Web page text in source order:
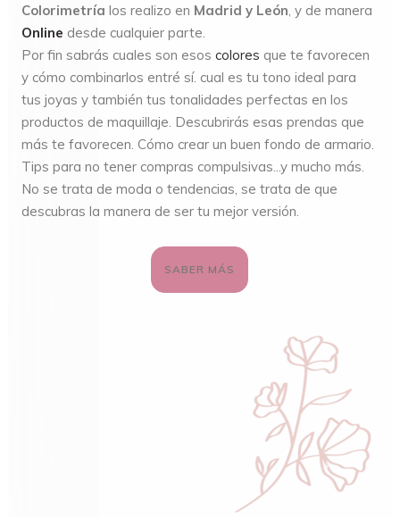
Colorimetría los realizo en Madrid y León , y de manera
Online desde cualquier parte.
Por fin sabrás cuales son esos colores que te favorecen
y cómo combinarlos entré sí. cual es tu tono ideal para
tus joyas y también tus tonalidades perfectas en los
productos de maquillaje. Descubrirás esas prendas que
más te favorecen. Cómo crear un buen fondo de armario.
Tips para no tener compras compulsivas. ..y mucho más.
No se trata de moda o tendencias, se trata de que
descubras la manera de ser tu mejor versión.
SABER MÁS